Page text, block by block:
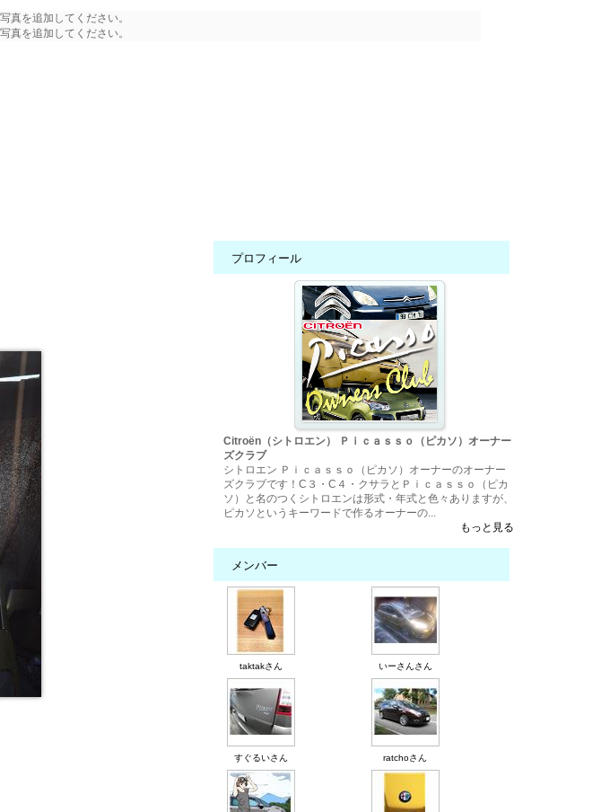
プロフィール
Citroën（シトロエン） Ｐｉｃａｓｓｏ（ピカソ）オーナー
ズクラブ
シトロエン Ｐｉｃａｓｓｏ（ピカソ）オーナーのオーナー
ズクラブです！C３・C４・クサラとＰｉｃａｓｓｏ（ピカ
ソ）と名のつくシトロエンは形式・年式と色々ありますが、
ピカソというキーワードで作るオーナーの...
もっと見る
メンバー
taktakさん いーさんさん
すぐるいさん ratchoさん